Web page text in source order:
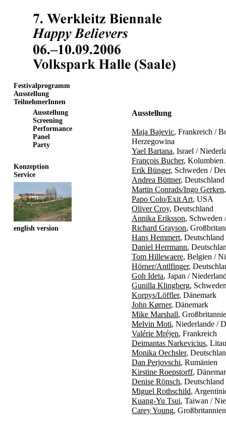
Festivalprogramm
Ausstellung
TeilnehmerInnen
Ausstellung
Screening
Performance
Panel
Party
Konzeption
Service
english version
Ausstellung
Maja Bajevic, Frankreich /
Herzegowina
Yael Bartana, Israel /
François Bucher, Kolumbien
Erik Bünger, Schweden /
Andrea Büttner,
Martin Conrads/Ingo Gerken
Papo Colo/Exit Art, USA
Oliver Croy, Deutschland
Annika Eriksson, Schweden
Richard Grayson,
Hans Hemmert, Deutschland
Daniel Herrmann,
Tom Hillewaere, Belgien /
Hörner/Antlfinger,
Goh Ideta, Japan /
Gunilla Klingberg,
Korpys/Löffler, Dänemark
John Kørner, Dänemark
Mike Marshall,
Melvin Moti, Niederlande /
Valérie Mréjen, Frankreich
Deimantas Narkevicius,
Monika Oechsler,
Dan Perjovschi, Rumänien
Kirstine Roepstorff,
Denise Rönsch, Deutschland
Miguel Rothschild,
Kuang-Yu Tsui, Taiwan /
Carey Young, Großbritannien